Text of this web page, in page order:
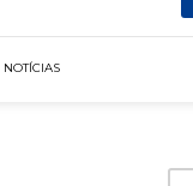
NOTÍCIAS